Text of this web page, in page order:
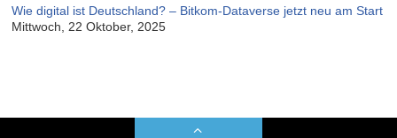
Wie digital ist Deutschland? – Bitkom-Dataverse jetzt neu am Start
Mittwoch, 22 Oktober, 2025